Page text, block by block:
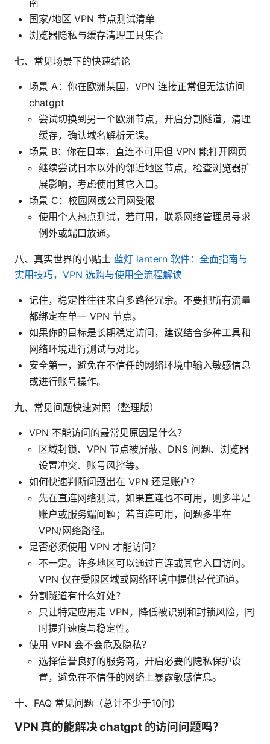
国家/地区 VPN 节点测试清单
浏览器隐私与缓存清理工具集合
七、常见场景下的快速结论
场景 A：你在欧洲某国，VPN 连接正常但无法访问
chatgpt
尝试切换到另一个欧洲节点，开启分割隧道，清理
缓存，确认域名解析无误。
场景 B：你在日本，直连不可用但 VPN 能打开网页
继续尝试日本以外的邻近地区节点，检查浏览器扩
展影响，考虑使用其它入口。
场景 C：校园网或公司网受限
使用个人热点测试，若可用，联系网络管理员寻求
例外或端口放通。
八、真实世界的小贴士 蓝灯 lantern 软件：全面指南与
实用技巧，VPN 选购与使用全流程解读
记住，稳定性往往来自多路径冗余。不要把所有流量
都绑定在单一 VPN 节点。
如果你的目标是长期稳定访问，建议结合多种工具和
网络环境进行测试与对比。
安全第一，避免在不信任的网络环境中输入敏感信息
或进行账号操作。
九、常见问题快速对照（整理版）
VPN 不能访问的最常见原因是什么？
区域封锁、VPN 节点被屏蔽、DNS 问题、浏览器
设置冲突、账号风控等。
如何快速判断问题出在 VPN 还是账户？
先在直连网络测试，如果直连也不可用，则多半是
账户或服务端问题；若直连可用，问题多半在
VPN/网络路径。
是否必须使用 VPN 才能访问？
不一定。许多地区可以通过直连或其它入口访问。
VPN 仅在受限区域或网络环境中提供替代通道。
分割隧道有什么好处？
只让特定应用走 VPN，降低被识别和封锁风险，同
时提升速度与稳定性。
使用 VPN 会不会危及隐私？
选择信誉良好的服务商，开启必要的隐私保护设
置，避免在不信任的网络上暴露敏感信息。
十、FAQ 常见问题（总计不少于10问）
VPN 真的能解决 chatgpt 的访问问题吗？